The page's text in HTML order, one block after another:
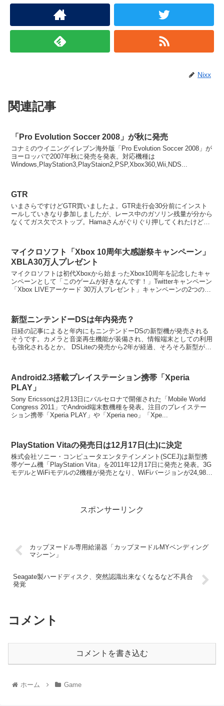
Nixx
関連記事
「Pro Evolution Soccer 2008」が秋に発売
コナミのウイニングイレブン海外版「Pro Evolution Soccer 2008」が
ヨーロッパで2007年秋に発売を発表。対応機種は
Windows,PlayStation3,PlayStaion2,PSP,Xbox360,Wii,NDS...
GTR
いまさらですけどGTR買いましたよ。GTR走行会30分前にインスト
ールしていきなり参加しましたが、レース中のガソリン残量が分から
なくてガス欠でストップ。Hamaさんがぐりぐり押してくれたけども
マイクロソフト「Xbox 10周年大感謝祭キャンペーン」
XBLA30万人プレゼント
マイクロソフトは初代Xboxから始まったXbox10周年を記念したキャ
ンペーンとして「このゲームが好きなんです！」Twitterキャンペーン
「Xbox LIVEアーケード 30万人プレゼント」キャンペーンの2つのキ
新型ニンテンドーDSは年内発売？
日経の記事によると年内にもニンテンドーDSの新型機が発売される
そうです。カメラと音楽再生機能が装備され、情報端末としての利用
も強化されるとか。 DSLiteの発売から2年が経過、そろそろ新型が発
Android2.3搭載プレイステーション携帯「Xperia
PLAY」
Sony Ericssonは2月13日にバルセロナで開催された「Mobile World
Congress 2011」でAndroid端末数機種を発表。注目のプレイステー
ション携帯「Xperia PLAY」や「Xperia neo」「Xpe...
PlayStation Vitaの発売日は12月17日(土)に決定
株式会社ソニー・コンピュータエンタテインメント(SCEJ)は新型携
帯ゲーム機「PlayStation Vita」を2011年12月17日に発売と発表。3G
モデルとWiFiモデルの2機種が発売となり、WiFiバージョンが24,980
スポンサーリンク
カップヌードル専用給湯器「カップヌードルMYベンディング
マシーン」
Seagate製ハードディスク、突然認識出来なくなるなど不具合
発覚
コメント
コメントを書き込む
ホーム Game